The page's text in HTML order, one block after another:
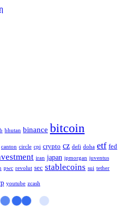
bhutan binance bitcoin
canton circle cpi crypto cz defi doha etf fed
iran japan jpmorgan juventus
pwc revolut sec stablecoins sui tether
youtube zcash